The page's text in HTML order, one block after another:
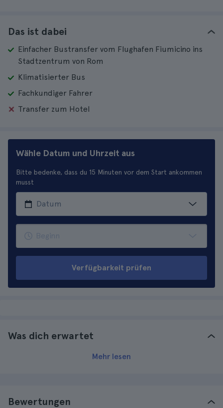
Das ist dabei
Einfacher Bustransfer vom Flughafen Fiumicino ins
Stadtzentrum von Rom
Klimatisierter Bus
Fachkundiger Fahrer
Transfer zum Hotel
Wähle Datum und Uhrzeit aus
Bitte bedenke, dass du 15 Minuten vor dem Start ankommen
musst
Verfügbarkeit prüfen
Was dich erwartet
Mehr lesen
Bewertungen